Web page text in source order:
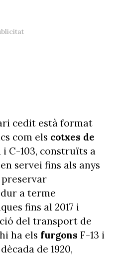
cedit està format
com els cotxes de
i C-103, construïts a
servei fins als anys
preservar
a terme
fins al 2017 i
del transport de
ha els furgons F-13 i
de 1920,